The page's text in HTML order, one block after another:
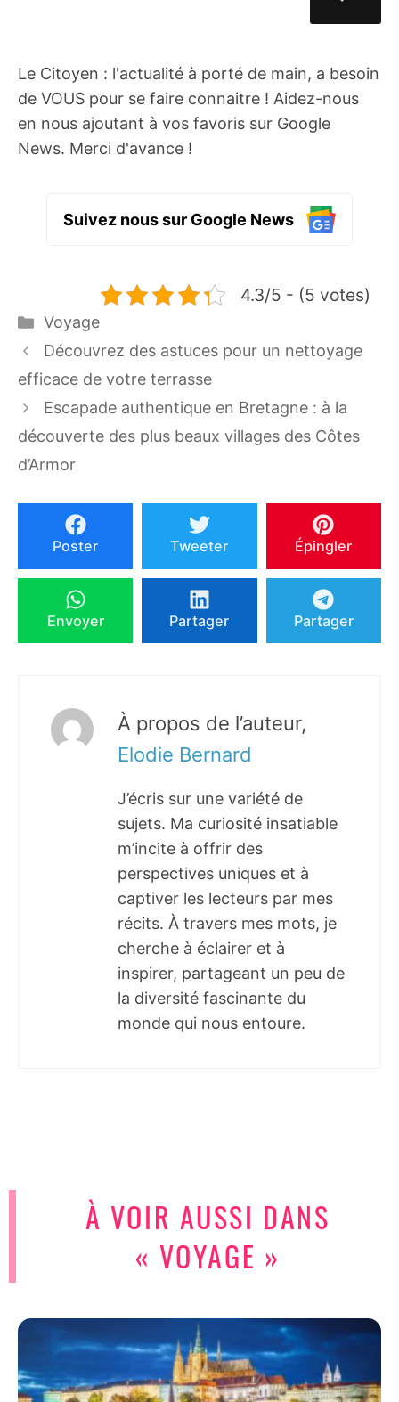
Le Citoyen : l'actualité à porté de main, a besoin
de VOUS pour se faire connaitre ! Aidez-nous
en nous ajoutant à vos favoris sur Google
News. Merci d'avance !
Suivez nous sur Google News
4.3/5 - (5 votes)
Catégories
Voyage
Découvrez des astuces pour un nettoyage
efficace de votre terrasse
Escapade authentique en Bretagne : à la
découverte des plus beaux villages des Côtes
d’Armor
Poster Tweeter Épingler
Envoyer Partager Partager
À propos de l’auteur,
Elodie Bernard
J’écris sur une variété de
sujets. Ma curiosité insatiable
m’incite à offrir des
perspectives uniques et à
captiver les lecteurs par mes
récits. À travers mes mots, je
cherche à éclairer et à
inspirer, partageant un peu de
la diversité fascinante du
monde qui nous entoure.
À VOIR AUSSI DANS
« VOYAGE »